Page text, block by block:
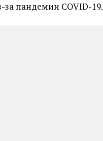
за пандемии COVID-19.